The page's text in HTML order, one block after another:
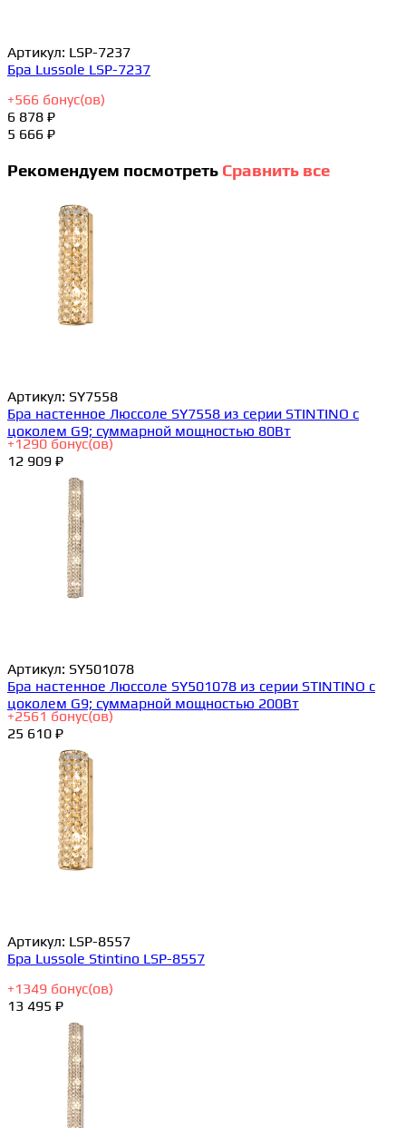
Артикул: LSP-7237
Бра Lussole LSP-7237
+566 бонус(ов)
6 878 ₽
5 666 ₽
Рекомендуем посмотреть Сравнить все
Артикул: SY7558
Бра настенное Люссоле SY7558 из серии STINTINO с
цоколем G9; суммарной мощностью 80Вт
+1290 бонус(ов)
12 909 ₽
Артикул: SY501078
Бра настенное Люссоле SY501078 из серии STINTINO с
цоколем G9; суммарной мощностью 200Вт
+2561 бонус(ов)
25 610 ₽
Артикул: LSP-8557
Бра Lussole Stintino LSP-8557
+1349 бонус(ов)
13 495 ₽